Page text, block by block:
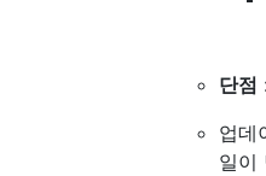
단점
업데
일이